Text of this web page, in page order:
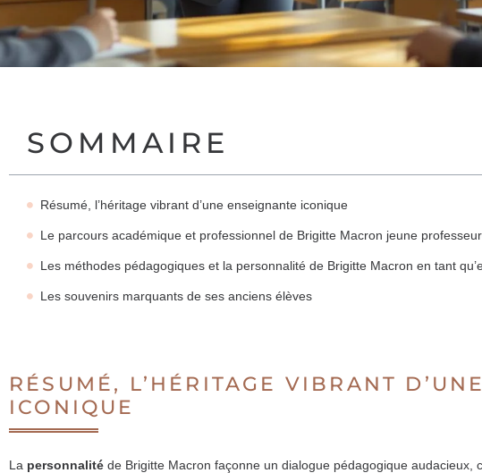
SOMMAIRE
Résumé, l’héritage vibrant d’une enseignante iconique
Le parcours académique et professionnel de Brigitte Macron jeune
Les méthodes pédagogiques et la personnalité de Brigitte Macron en tant
Les souvenirs marquants de ses anciens élèves
RÉSUMÉ, L’HÉRITAGE VIBRANT
ICONIQUE
La personnalité de Brigitte Macron façonne un dialogue pédagogique audacieux,